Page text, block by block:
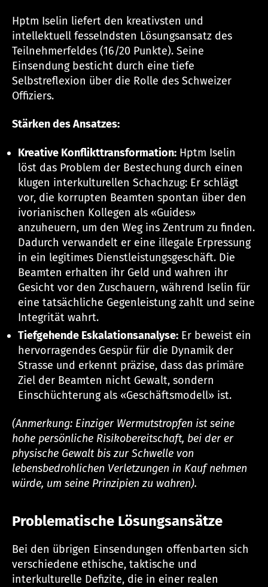
Hptm Iselin liefert den kreativsten und
intellektuell fesselndsten Lösungsansatz des
Teilnehmerfeldes (16/20 Punkte). Seine
Einsendung besticht durch eine tiefe
Selbstreflexion über die Rolle des Schweizer
Offiziers.
Stärken des Ansatzes:
Kreative Konflikttransformation: Hptm Iselin
löst das Problem der Bestechung durch einen
klugen interkulturellen Schachzug: Er schlägt
vor, die korrupten Beamten spontan über den
ivorianischen Kollegen als «Guides»
anzuheuern, um den Weg ins Zentrum zu finden.
Dadurch verwandelt er eine illegale Erpressung
in ein legitimes Dienstleistungsgeschäft. Die
Beamten erhalten ihr Geld und wahren ihr
Gesicht vor den Zuschauern, während Iselin für
eine tatsächliche Gegenleistung zahlt und seine
Integrität wahrt.
Tiefgehende Eskalationsanalyse: Er beweist ein
hervorragendes Gespür für die Dynamik der
Strasse und erkennt präzise, dass das primäre
Ziel der Beamten nicht Gewalt, sondern
Einschüchterung als «Geschäftsmodell» ist.
(Anmerkung: Einziger Wermutstropfen ist seine
hohe persönliche Risikobereitschaft, bei der er
physische Gewalt bis zur Schwelle von
lebensbedrohlichen Verletzungen in Kauf nehmen
würde, um seine Prinzipien zu wahren).
Problematische Lösungsansätze
Bei den übrigen Einsendungen offenbarten sich
verschiedene ethische, taktische und
interkulturelle Defizite, die in einer realen